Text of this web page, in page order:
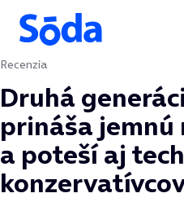
Preskočiť na obsah
Recenzia
Druhá
prináša
a poteší aj